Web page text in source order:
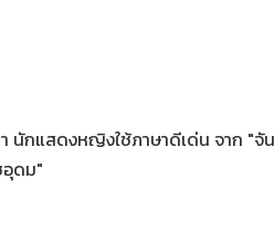
นักแสดงหญิงใช้ภาษาดีเด่น จาก "จั
อุดม"